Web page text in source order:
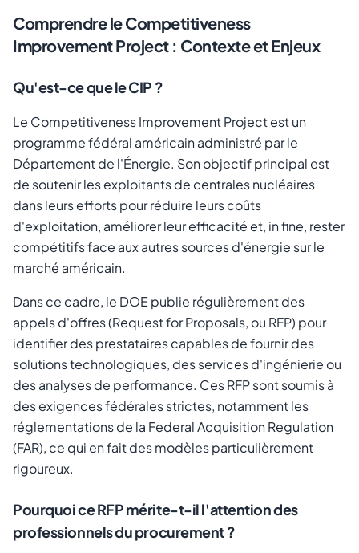
Comprendre le Competitiveness
Improvement Project : Contexte et Enjeux
Qu'est-ce que le CIP ?
Le Competitiveness Improvement Project est un
programme fédéral américain administré par le
Département de l'Énergie. Son objectif principal est
de soutenir les exploitants de centrales nucléaires
dans leurs efforts pour réduire leurs coûts
d'exploitation, améliorer leur efficacité et, in fine, rester
compétitifs face aux autres sources d'énergie sur le
marché américain.
Dans ce cadre, le DOE publie régulièrement des
appels d'offres (Request for Proposals, ou RFP) pour
identifier des prestataires capables de fournir des
solutions technologiques, des services d'ingénierie ou
des analyses de performance. Ces RFP sont soumis à
des exigences fédérales strictes, notamment les
réglementations de la Federal Acquisition Regulation
(FAR), ce qui en fait des modèles particulièrement
rigoureux.
Pourquoi ce RFP mérite-t-il l'attention des
professionnels du procurement ?